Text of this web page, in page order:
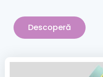
Descoperă